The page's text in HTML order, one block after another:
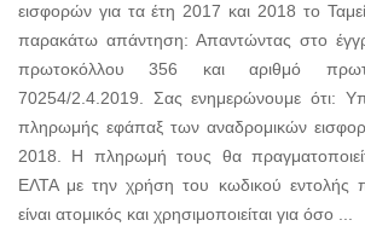
εισφορών για τα έτη 2017 και 2018 το
παρακάτω απάντηση: Απαντώντας στο
πρωτοκόλλου 356 και αριθμό
70254/2.4.2019. Σας ενημερώνουμε ότι:
πληρωμής εφάπαξ των αναδρομικών
2018. Η πληρωμή τους θα
ΕΛΤΑ με την χρήση του κωδικού εντολής
είναι ατομικός και χρησιμοποιείται για όσο ...